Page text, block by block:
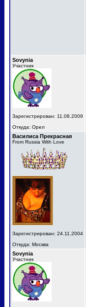
Sovynia
Участник
Зарегистрирован: 11.08.2009
Откуда: Орел
Василиса Прекрасная
From Russia With Love
Зарегистрирован: 24.11.2004
Откуда: Москва
Sovynia
Участник